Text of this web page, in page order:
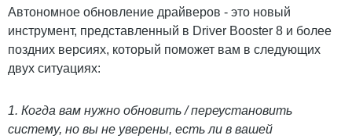
Пресс-комната
Автономное обновление драйверов - это новый
инструмент, представленный в Driver Booster 8 и более
поздних версиях, который поможет вам в следующих
двух ситуациях:
1. Когда вам нужно обновить / переустановить
систему, но вы не уверены, есть ли в вашей